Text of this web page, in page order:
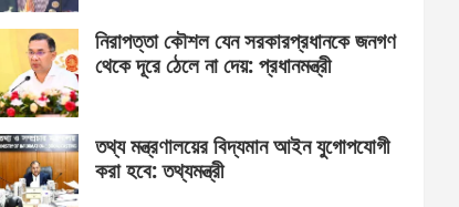
নিরাপত্তা কৌশল যেন সরকারপ্রধানকে জনগণ
থেকে দূরে ঠেলে না দেয়: প্রধানমন্ত্রী
তথ্য মন্ত্রণালয়ের বিদ্যমান আইন যুগোপযোগী
করা হবে: তথ্যমন্ত্রী